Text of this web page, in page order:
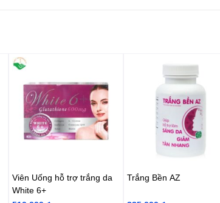
Viên Uống hỗ trợ trắng da
White 6+
Trắng Bền AZ